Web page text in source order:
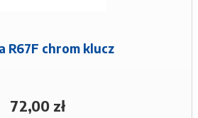
R67F chrom klucz
72,00 zł